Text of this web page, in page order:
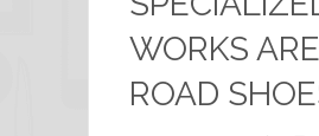
WORKS
ROAD